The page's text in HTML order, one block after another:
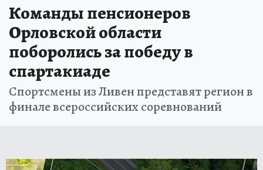
Команды пенсионеров
Орловской области
поборолись за победу в
спартакиаде
Спортсмены из Ливен представят регион в
финале всероссийских соревнований